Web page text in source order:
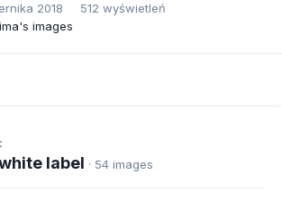
2018
512 wyświetleń
images
label · 54 images